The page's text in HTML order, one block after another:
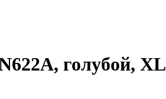
голубой, XL